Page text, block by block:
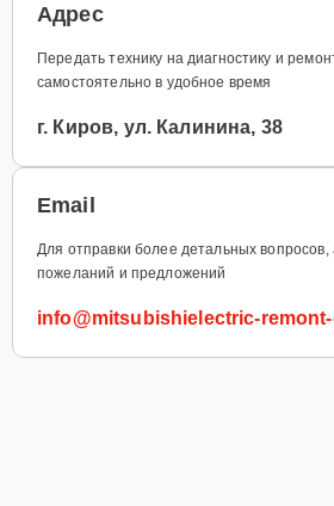
Адрес
Передать технику на диагностику и
самостоятельно в удобное время
г. Киров, ул. Калинина, 38
Email
Для отправки более детальных вопросов,
пожеланий и предложений
info@mitsubishielectric-